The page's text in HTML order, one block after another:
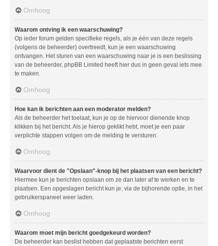
Omhoog
Waarom ontving ik een waarschuwing?
Op ieder forum gelden specifieke regels, als je één van deze regels
(volgens de beheerder) overtreedt, kun je een waarschuwing
ontvangen. Het sturen van een waarschuwing naar je is een beslissing
van de beheerder, phpBB Limited heeft hier dus in geen geval iets mee
te maken.
Omhoog
Hoe kan ik berichten aan een moderator melden?
Als de beheerder het toelaat, kun je op de hiervoor dienende knop
klikken bij het bericht. Als je hierop geklikt hebt, moet je een paar
verplichte stappen volgen om de melding te versturen.
Omhoog
Waarvoor dient de "Opslaan"-knop bij het plaatsen van een bericht?
Hiermee kun je berichten opslaan om ze dan later af te werken en te
plaatsen. Een opgeslagen bericht kun je, via de bijhorende optie, in het
gebruikerspaneel weer laden.
Omhoog
Waarom moet mijn bericht goedgekeurd worden?
De beheerder kan beslist hebben dat geplaatste berichten eerst